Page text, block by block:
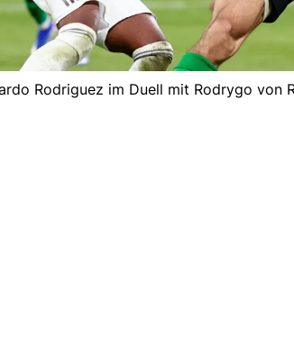
Rodriguez im Duell mit Rodrygo von